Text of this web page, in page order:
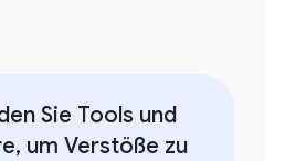
Sie Tools und
um Verstöße zu